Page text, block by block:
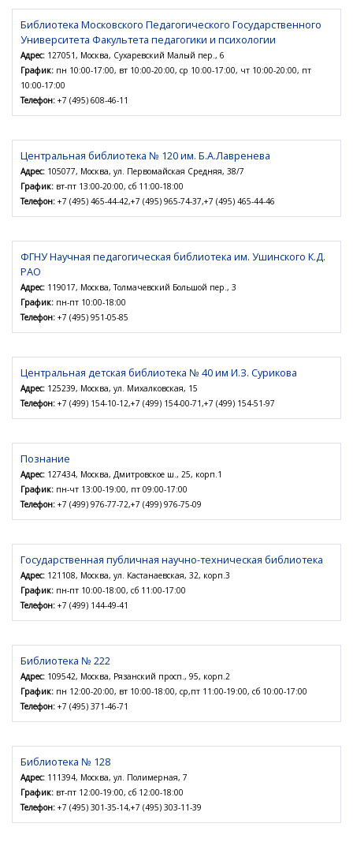
Библиотека Московского Педагогического Государственного
Университета Факультета педагогики и психологии
Адрес: 127051, Москва, Сухаревский Малый пер., 6
График: пн 10:00-17:00, вт 10:00-20:00, ср 10:00-17:00, чт 10:00-20:00, пт
10:00-17:00
Телефон: +7 (495) 608-46-11
Центральная библиотека № 120 им. Б.А.Лавренева
Адрес: 105077, Москва, ул. Первомайская Средняя, 38/7
График: вт-пт 13:00-20:00, сб 11:00-18:00
Телефон: +7 (495) 465-44-42,+7 (495) 965-74-37,+7 (495) 465-44-46
ФГНУ Научная педагогическая библиотека им. Ушинского К.Д.
РАО
Адрес: 119017, Москва, Толмачевский Большой пер., 3
График: пн-пт 10:00-18:00
Телефон: +7 (495) 951-05-85
Центральная детская библиотека № 40 им И.З. Сурикова
Адрес: 125239, Москва, ул. Михалковская, 15
Телефон: +7 (499) 154-10-12,+7 (499) 154-00-71,+7 (499) 154-51-97
Познание
Адрес: 127434, Москва, Дмитровское ш., 25, корп.1
График: пн-чт 13:00-19:00, пт 09:00-17:00
Телефон: +7 (499) 976-77-72,+7 (499) 976-75-09
Государственная публичная научно-техническая библиотека
Адрес: 121108, Москва, ул. Кастанаевская, 32, корп.3
График: пн-пт 10:00-18:00, сб 11:00-17:00
Телефон: +7 (499) 144-49-41
Библиотека № 222
Адрес: 109542, Москва, Рязанский просп., 95, корп.2
График: пн 12:00-20:00, вт 10:00-18:00, ср,пт 11:00-19:00, сб 10:00-17:00
Телефон: +7 (495) 371-46-71
Библиотека № 128
Адрес: 111394, Москва, ул. Полимерная, 7
График: вт-пт 12:00-19:00, сб 12:00-18:00
Телефон: +7 (495) 301-35-14,+7 (495) 303-11-39